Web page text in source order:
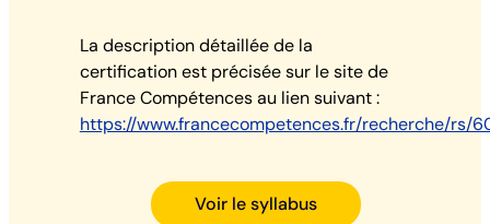
La description détaillée de la
certification est précisée sur le site de
France Compétences au lien suivant :
https://www.francecompetences.fr/recherche/rs/
Voir le syllabus